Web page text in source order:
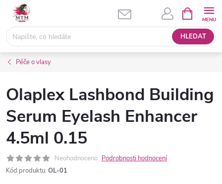
Přejít
obsah
HLEDAT
NÁKUPNÍ
KOŠÍK
Péče o vlasy
Olaplex Lashbond Building
Serum Eyelash Enhancer
4.5ml 0.15
Neohodnoceno Podrobnosti hodnocení
Kód produktu: OL-01